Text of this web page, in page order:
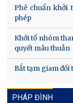
Phê chuẩn khởi
phép
Khởi tố nhóm
quyết mâu thuẫn
Bắt tạm giam đối
PHÁP ĐÌNH